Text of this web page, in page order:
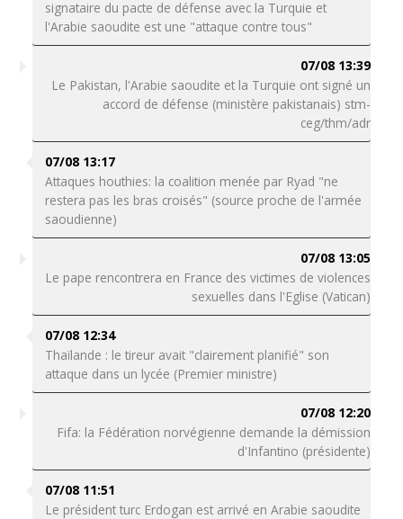
signataire du pacte de défense avec la Turquie et
l'Arabie saoudite est une "attaque contre tous"
07/08 13:39
Le Pakistan, l'Arabie saoudite et la Turquie ont signé un
accord de défense (ministère pakistanais) stm-
ceg/thm/adr
07/08 13:17
Attaques houthies: la coalition menée par Ryad "ne
restera pas les bras croisés" (source proche de l'armée
saoudienne)
07/08 13:05
Le pape rencontrera en France des victimes de violences
sexuelles dans l'Eglise (Vatican)
07/08 12:34
Thaïlande : le tireur avait "clairement planifié" son
attaque dans un lycée (Premier ministre)
07/08 12:20
Fifa: la Fédération norvégienne demande la démission
d'Infantino (présidente)
07/08 11:51
Le président turc Erdogan est arrivé en Arabie saoudite